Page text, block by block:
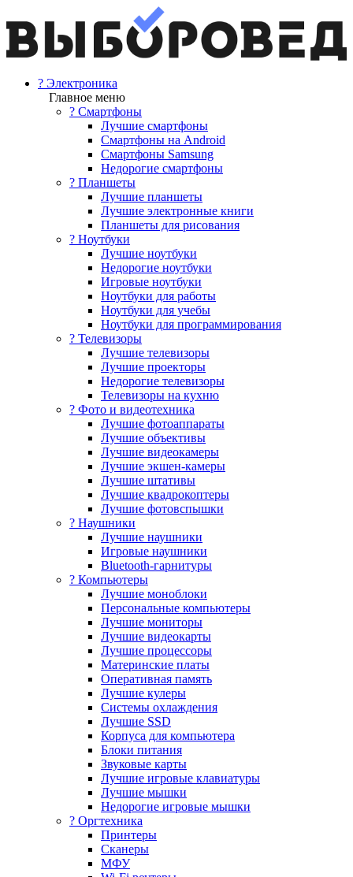
? Электроника
Главное меню
? Смартфоны
Лучшие смартфоны
Смартфоны на Android
Смартфоны Samsung
Недорогие смартфоны
? Планшеты
Лучшие планшеты
Лучшие электронные книги
Планшеты для рисования
? Ноутбуки
Лучшие ноутбуки
Недорогие ноутбуки
Игровые ноутбуки
Ноутбуки для работы
Ноутбуки для учебы
Ноутбуки для программирования
? Телевизоры
Лучшие телевизоры
Лучшие проекторы
Недорогие телевизоры
Телевизоры на кухню
? Фото и видеотехника
Лучшие фотоаппараты
Лучшие объективы
Лучшие видеокамеры
Лучшие экшен-камеры
Лучшие штативы
Лучшие квадрокоптеры
Лучшие фотовспышки
? Наушники
Лучшие наушники
Игровые наушники
Bluetooth-гарнитуры
?️ Компьютеры
Лучшие моноблоки
Персональные компьютеры
Лучшие мониторы
Лучшие видеокарты
Лучшие процессоры
Материнские платы
Оперативная память
Лучшие кулеры
Системы охлаждения
Лучшие SSD
Корпуса для компьютера
Блоки питания
Звуковые карты
Лучшие игровые клавиатуры
Лучшие мышки
Недорогие игровые мышки
?️ Оргтехника
Принтеры
Сканеры
МФУ